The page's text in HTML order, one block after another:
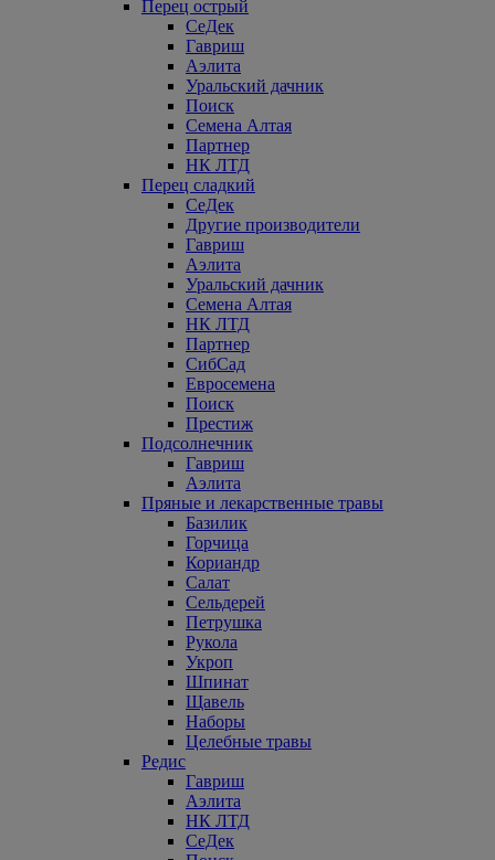
Перец острый
СеДек
Гавриш
Аэлита
Уральский дачник
Поиск
Семена Алтая
Партнер
НК ЛТД
Перец сладкий
СеДек
Другие производители
Гавриш
Аэлита
Уральский дачник
Семена Алтая
НК ЛТД
Партнер
СибСад
Евросемена
Поиск
Престиж
Подсолнечник
Гавриш
Аэлита
Пряные и лекарственные травы
Базилик
Горчица
Кориандр
Салат
Сельдерей
Петрушка
Рукола
Укроп
Шпинат
Щавель
Наборы
Целебные травы
Редис
Гавриш
Аэлита
НК ЛТД
СеДек